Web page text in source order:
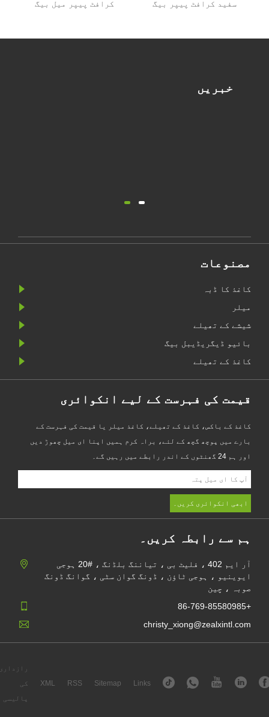
کرافٹ پیپر میل بیگ سفید کرافٹ پیپر بیگ
خبریں
مصنوعات
کاغذ کا ڈبہ
میلر
شیشے کے تھیلے
بائیو ڈیگریڈیبل بیگ
کاغذ کے تھیلے
قیمت کی فہرست کے لیے انکوائری
کاغذ کے باکس، کاغذ کے تھیلے، کاغذ میلر یا قیمت کی فہرست کے
بارے میں پوچھ گچھ کے لئے، براہ کرم ہمیں اپنا ای میل چھوڑ دیں
اور ہم 24 گھنٹوں کے اندر رابطے میں رہیں گے۔
ہم سے رابطہ کریں۔
آر ایم 402 ، فلیٹ بی ، تیاننگ بلڈنگ ، #20 ہوجی
ایوینیو ، ہوجی ٹاؤن ، ڈونگ گوان سٹی ، گوانگ ڈونگ
صوبہ ، چین
christy_xiong@zealxintl.com
Links
Sitemap
RSS
XML
رازداری
کی
پالیسی